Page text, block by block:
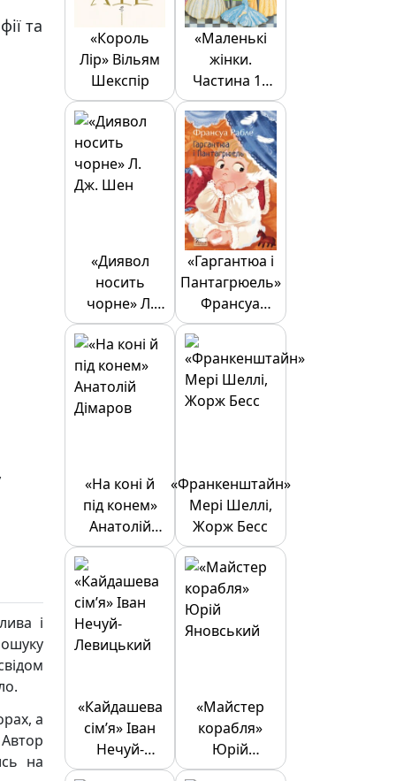
та
і
а
на
«Король
Лір» Вільям
Шекспір
«Маленькі
жінки.
Частина 1»
Луїза Олкотт
«Диявол
носить
чорне» Л.
Дж. Шен
«Гаргантюа і
Пантагрюель»
Франсуа
Рабле
«На коні й
під конем»
Анатолій
Дімаров
«Франкенштайн»
Мері Шеллі,
Жорж Бесс
«Кайдашева
сім’я» Іван
Нечуй-
Левицький
«Майстер
корабля»
Юрій
Яновський